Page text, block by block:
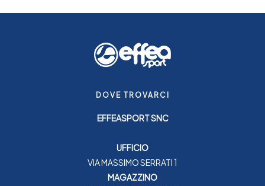
DOVE TROVARCI
EFFEASPORT SNC
UFFICIO
VIA MASSIMO SERRATI 1
MAGAZZINO